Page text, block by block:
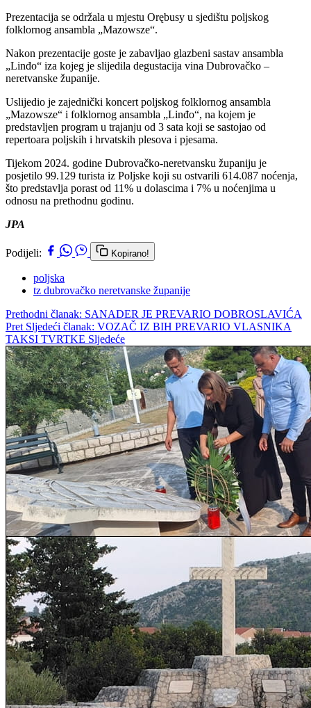
Prezentacija se održala u mjestu Orębusy u sjedištu poljskog
folklornog ansambla „Mazowsze“.
Nakon prezentacije goste je zabavljao glazbeni sastav ansambla
„Linđo“ iza kojeg je slijedila degustacija vina Dubrovačko –
neretvanske županije.
Uslijedio je zajednički koncert poljskog folklornog ansambla
„Mazowsze“ i folklornog ansambla „Linđo“, na kojem je
predstavljen program u trajanju od 3 sata koji se sastojao od
repertoara poljskih i hrvatskih plesova i pjesama.
Tijekom 2024. godine Dubrovačko-neretvansku županiju je
posjetilo 99.129 turista iz Poljske koji su ostvarili 614.087 noćenja,
što predstavlja porast od 11% u dolascima i 7% u noćenjima u
odnosu na prethodnu godinu.
JPA
Podijeli: Kopirano!
poljska
tz dubrovačko neretvanske županije
Prethodni članak: SANADER JE PREVARIO DOBROSLAVIĆA
Pret Sljedeći članak: VOZAČ IZ BIH PREVARIO VLASNIKA
TAKSI TVRTKE Sljedeće